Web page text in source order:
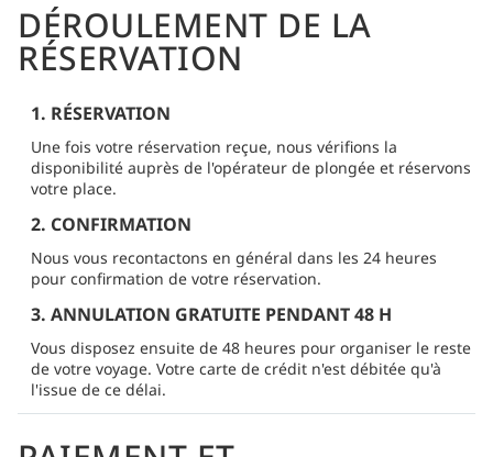
DÉROULEMENT DE LA
RÉSERVATION
1. RÉSERVATION
Une fois votre réservation reçue, nous vérifions la
disponibilité auprès de l'opérateur de plongée et réservons
votre place.
2. CONFIRMATION
Nous vous recontactons en général dans les 24 heures
pour confirmation de votre réservation.
3. ANNULATION GRATUITE PENDANT 48 H
Vous disposez ensuite de 48 heures pour organiser le reste
de votre voyage. Votre carte de crédit n'est débitée qu'à
l'issue de ce délai.